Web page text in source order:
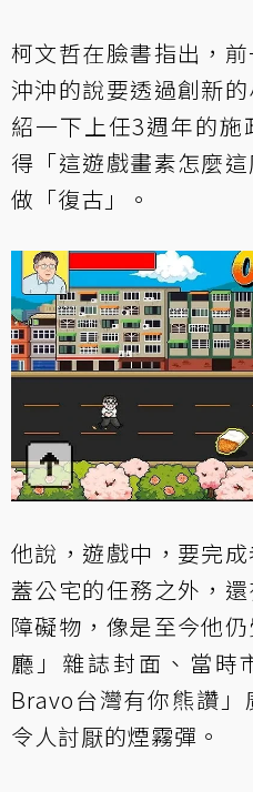
柯文哲在臉書指出，
沖沖的說要透過創新
紹一下上任3週年的
得「這遊戲畫素怎麼
做「復古」。
他說，遊戲中，要完
蓋公宅的任務之外，
障礙物，像是至今他
廳」雜誌封面、當時
Bravo台灣有你熊讚
令人討厭的煙霧彈。